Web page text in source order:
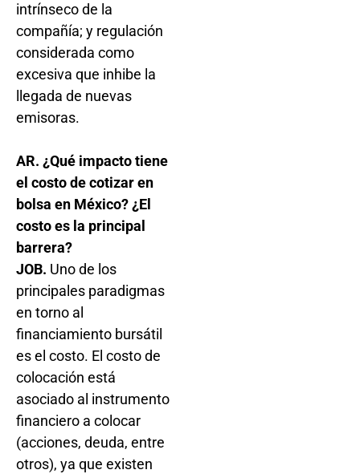
intrínseco de la
compañía; y regulación
considerada como
excesiva que inhibe la
llegada de nuevas
emisoras.
AR. ¿Qué impacto tiene
el costo de cotizar en
bolsa en México? ¿El
costo es la principal
barrera?
JOB. Uno de los
principales paradigmas
en torno al
financiamiento bursátil
es el costo. El costo de
colocación está
asociado al instrumento
financiero a colocar
(acciones, deuda, entre
otros), ya que existen